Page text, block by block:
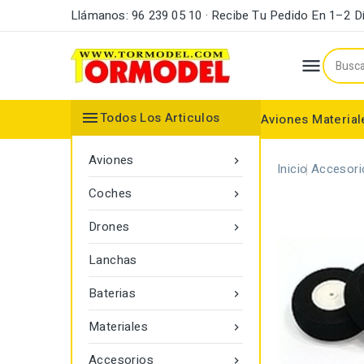
Llámanos: 96 239 05 10 · Recibe Tu Pedido En 1–2

Aviones
Todos Los Articulos

Aviones

Coches

Drones
Lanchas

Baterias

Materiales

Accesorios
Inicio